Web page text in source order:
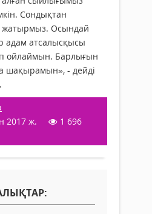
Сондықтан
жатырмыз. Осындай
адам атсалысқысы
ойлаймын. Барлығын
шақырамын», - дейді
2017 ж.
1 696